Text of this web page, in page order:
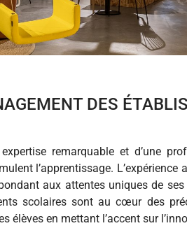
DES
remarquable et d’une
l’apprentissage. L’expérience
aux attentes uniques de
scolaires sont au cœur des
élèves en mettant l’accent sur